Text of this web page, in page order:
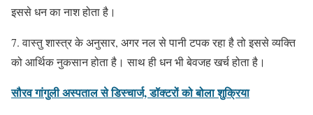
इससे धन का नाश होता है।
7. वास्तु शास्त्र के अनुसार, अगर नल से पानी टपक रहा है तो इससे व्यक्ति
को आर्थिक नुकसान होता है। साथ ही धन भी बेवजह खर्च होता है।
सौरव गांगुली अस्पताल से डिस्चार्ज, डॉक्टरों को बोला शुक्रिया